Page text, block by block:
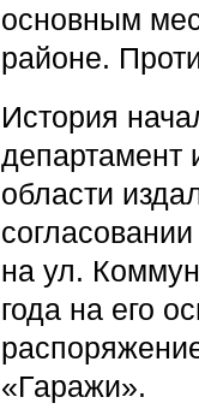
основным
районе.
История
области
на ул.
года на его
«Гаражи».